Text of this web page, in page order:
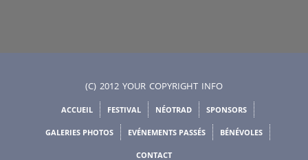
(C) 2012 YOUR COPYRIGHT INFO
ACCUEIL FESTIVAL NÉOTRAD SPONSORS
GALERIES PHOTOS EVÉNEMENTS PASSÉS BÉNÉVOLES
CONTACT